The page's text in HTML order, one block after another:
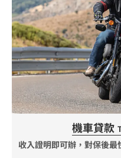
機車貸款
收入證明即可辦，對保後